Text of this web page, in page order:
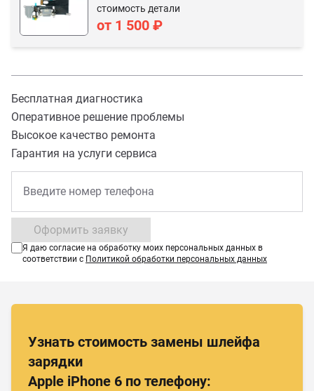
стоимость детали
от 1 500 ₽
Бесплатная диагностика
Оперативное решение проблемы
Высокое качество ремонта
Гарантия на услуги сервиса
Оформить заявку
Я даю согласие на обработку моих персональных данных в
соответствии с Политикой обработки персональных данных
Узнать стоимость замены шлейфа
зарядки
Apple iPhone 6 по телефону: